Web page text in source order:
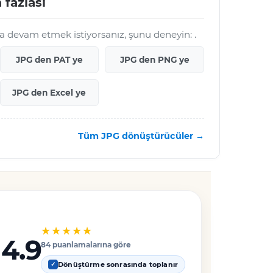
devam etmek istiyorsanız, şunu deneyin: .
JPG den PAT ye JPG den PNG ye
JPG den Excel ye
Tüm JPG dönüştürücüler →
4.9
★★★★★
84 puanlamalarına göre
✓ Dönüştürme sonrasında toplanır